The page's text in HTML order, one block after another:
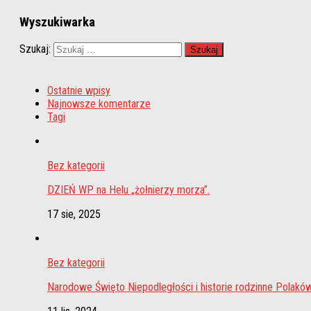
Wyszukiwarka
Szukaj:
Ostatnie wpisy
Najnowsze komentarze
Tagi
Bez kategorii
DZIEŃ WP na Helu „żołnierzy morza”.
17 sie, 2025
Bez kategorii
Narodowe Święto Niepodległości i historie rodzinne